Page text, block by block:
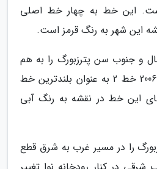
این خط به چهار خط اصلی
و جنوب سن پترزبورگ را به هم
متصل می کند. در سال 2006 خط 2 به عنوان بلندترین خط
این خط در نقشه به رنگ آبی
را در مسیر غرب به شرق قطع